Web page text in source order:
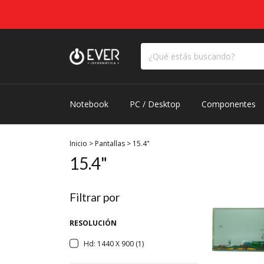
Notebook PC / Desktop Componentes
Inicio > Pantallas > 15.4"
15.4"
Filtrar por
RESOLUCIÓN
Hd: 1440 X 900 (1)